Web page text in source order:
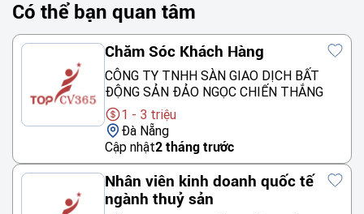
Chăm Sóc Khách Hàng
CÔNG TY TNHH SÀN GIAO DỊCH BẤT
ĐỘNG SẢN ĐẢO NGỌC CHIẾN THẮNG
1 - 3 triệu
Đà Nẵng
Cập nhật2 tháng trước
Nhân viên kinh doanh quốc tế
ngành thuỷ sản
Có thể bạn quan tâm